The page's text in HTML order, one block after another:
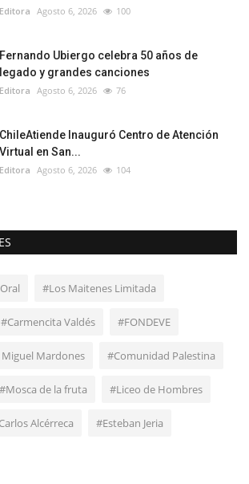
Editora Agosto 6, 2026 100
Fernando Ubiergo celebra 50 años de
legado y grandes canciones
Editora Agosto 6, 2026 76
ChileAtiende Inauguró Centro de Atención
Virtual en San...
Editora Agosto 6, 2026 104
#Los Maitenes Limitada
#Carmencita Valdés #FONDEVE
Miguel Mardones #Comunidad Palestina
#Mosca de la fruta #Liceo de Hombres
Alcérreca #Esteban Jeria